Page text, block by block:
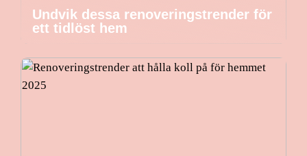
Undvik dessa renoveringstrender för
ett tidlöst hem